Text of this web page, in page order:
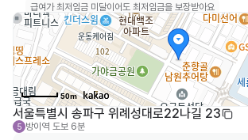
급여가 최저임금 미달이어도 최저임금을 보장받아요
50m
서울특별시 송파구 위례성대로22나길 23
5 방이역 도보 6분